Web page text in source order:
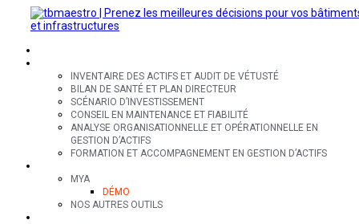
INVENTAIRE DES ACTIFS ET AUDIT DE VÉTUSTÉ
BILAN DE SANTÉ ET PLAN DIRECTEUR
SCÉNARIO D’INVESTISSEMENT
CONSEIL EN MAINTENANCE ET FIABILITÉ
ANALYSE ORGANISATIONNELLE ET OPÉRATIONNELLE EN
GESTION D’ACTIFS
FORMATION ET ACCOMPAGNEMENT EN GESTION D’ACTIFS
MYA
DÉMO
NOS AUTRES OUTILS